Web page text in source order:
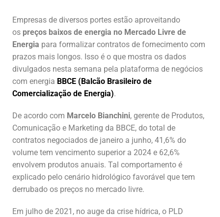
Empresas de diversos portes estão aproveitando
os preços baixos de energia no Mercado Livre de
Energia para formalizar contratos de fornecimento com
prazos mais longos. Isso é o que mostra os dados
divulgados nesta semana pela plataforma de negócios
com energia BBCE (Balcão Brasileiro de
Comercialização de Energia).
De acordo com Marcelo Bianchini, gerente de Produtos,
Comunicação e Marketing da BBCE, do total de
contratos negociados de janeiro a junho, 41,6% do
volume tem vencimento superior a 2024 e 62,6%
envolvem produtos anuais. Tal comportamento é
explicado pelo cenário hidrológico favorável que tem
derrubado os preços no mercado livre.
Em julho de 2021, no auge da crise hídrica, o PLD